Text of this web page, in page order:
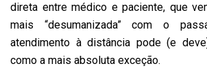
direta entre médico e paciente, que
mais “desumanizada” com o
atendimento à distância pode (e
como a mais absoluta exceção.